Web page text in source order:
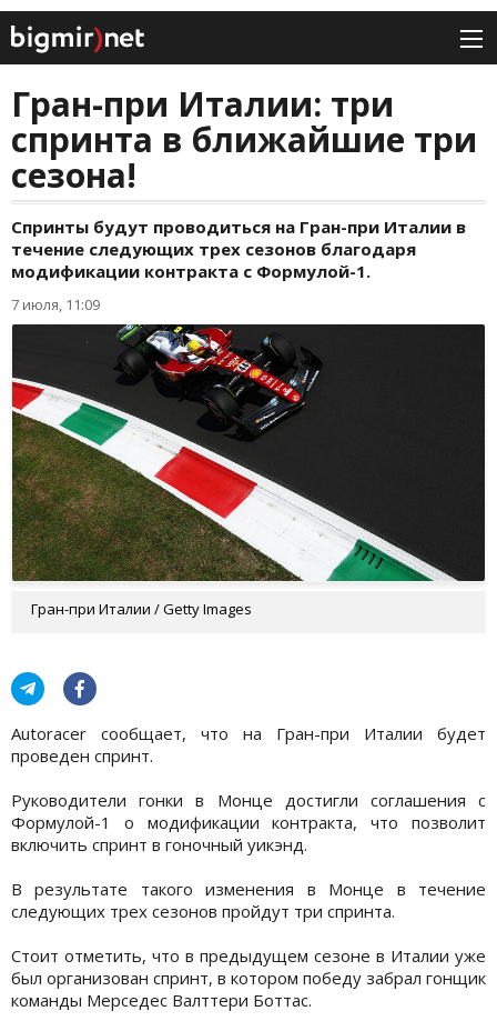
Гран-при Италии: три
спринта в ближайшие три
сезона!
Спринты будут проводиться на Гран-при Италии в
течение следующих трех сезонов благодаря
модификации контракта с Формулой-1.
7 июля, 11:09
Гран-при Италии / Getty Images
Autoracer сообщает, что на Гран-при Италии будет
проведен спринт.
Руководители гонки в Монце достигли соглашения с
Формулой-1 о модификации контракта, что позволит
включить спринт в гоночный уикэнд.
В результате такого изменения в Монце в течение
следующих трех сезонов пройдут три спринта.
Стоит отметить, что в предыдущем сезоне в Италии уже
был организован спринт, в котором победу забрал гонщик
команды Мерседес Валттери Боттас.